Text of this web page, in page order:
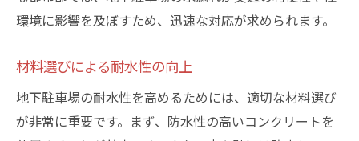
環境に影響を及ぼすため、迅速な対応が求められます。
材料選びによる耐水性の向上
地下駐車場の耐水性を高めるためには、適切な材料選び
が非常に重要です。まず、防水性の高いコンクリートを